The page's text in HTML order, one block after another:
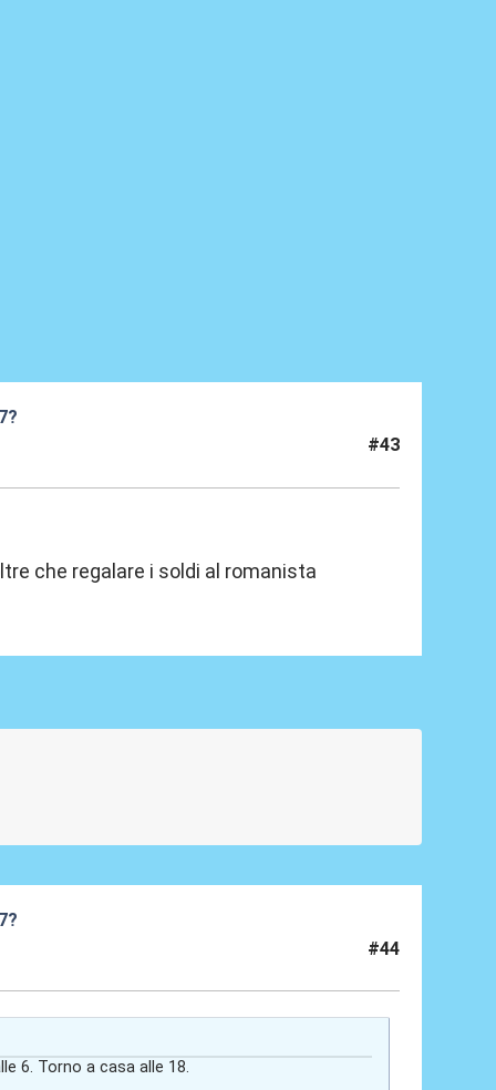
#43
che regalare i soldi al romanista
#44
6. Torno a casa alle 18.